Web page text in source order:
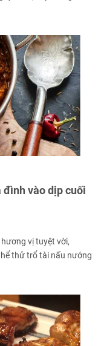
đình vào dịp cuối
vị tuyệt vời,
thử trổ tài nấu nướng